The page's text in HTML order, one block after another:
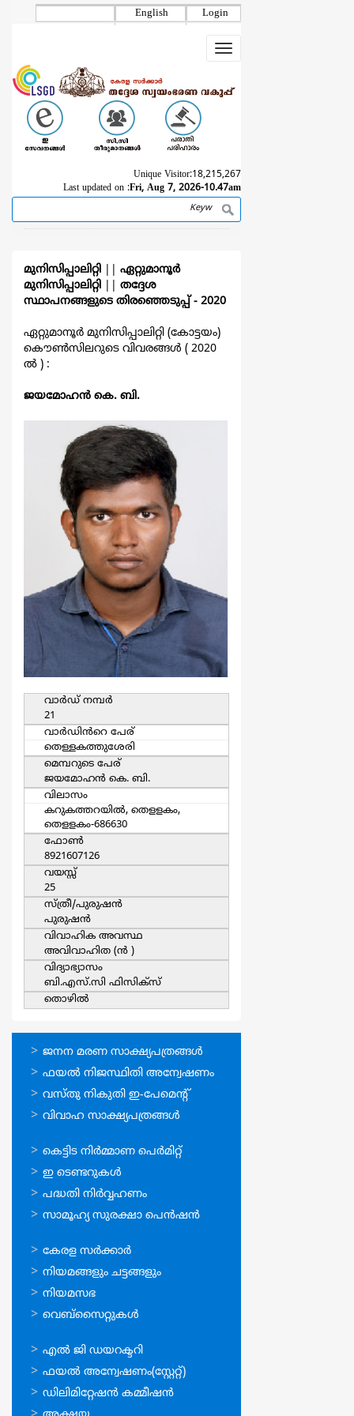
Login
English
Toggle
navigation
Unique Visitor:18,215,267
Last updated on :Fri, Aug 7, 2026-10.47am
Search
മുനിസിപ്പാലിറ്റി
ഏറ്റുമാനൂര്‍
മുനിസിപ്പാലിറ്റി
തദ്ദേശ
സ്ഥാപനങ്ങളുടെ തിരഞ്ഞെടുപ്പ്‌ - 2020
ഏറ്റുമാനൂര്‍ മുനിസിപ്പാലിറ്റി (കോട്ടയം)
കൌൺസിലറുടെ വിവരങ്ങള്‍ ( 2020
ല്‍ ) :
ജയമോഹന്‍ കെ. ബി.
വാര്‍ഡ്‌ നമ്പര്‍
21
വാര്‍ഡിൻറെ പേര്
തെള്ളകത്തുശേരി
മെമ്പറുടെ പേര്
ജയമോഹന്‍ കെ. ബി.
വിലാസം
കറുകത്തറയില്‍, തെളളകം,
തെളളകം-686630
ഫോൺ
8921607126
വയസ്സ്
25
സ്ത്രീ/പുരുഷന്‍
പുരുഷന്‍
വിവാഹിക അവസ്ഥ
അവിവാഹിത (ന്‍ )
വിദ്യാഭ്യാസം
ബി.എസ്.സി ഫിസിക്സ്
തൊഴില്‍
ഓണ്‍ലൈന്‍
സേവനങ്ങള്‍
ജനന മരണ സാക്ഷ്യപത്രങ്ങള്‍
ഫയല്‍ നിജസ്ഥിതി അന്വേഷണം
വസ്തു നികുതി ഇ-പേമെന്റ്
വിവാഹ സാക്ഷ്യപത്രങ്ങള്‍
ഓണ്‍ലൈന്‍
സേവനങ്ങള്‍
കെട്ടിട നിര്‍മ്മാണ പെര്‍മിറ്റ്‌
ഇ ടെണ്ടറുകള്‍
പദ്ധതി നിര്‍വ്വഹണം
സാമൂഹ്യ സുരക്ഷാ പെന്‍ഷന്‍
ഉപയോഗപ്രദമായ
കണ്ണികള്‍
കേരള സര്‍ക്കാര്‍
നിയമങ്ങളും ചട്ടങ്ങളും
നിയമസഭ
വെബ്സൈറ്റുകള്‍
ഉപയോഗപ്രദമായ
കണ്ണികള്‍
എല്‍ ജി ഡയറക്ടറി
ഫയല്‍ അന്വേഷണം(സ്റ്റേറ്റ്)
ഡിലിമിറ്റേഷന്‍ കമ്മീഷന്‍